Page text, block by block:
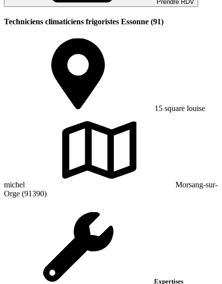
Prendre RDV
Techniciens climaticiens frigoristes Essonne (91)
15 square louise
michel
Morsang-sur-
Orge (91390)
Expertises